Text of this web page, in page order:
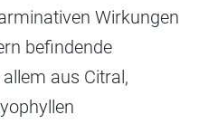
Wirkungen
befindende
aus Citral,